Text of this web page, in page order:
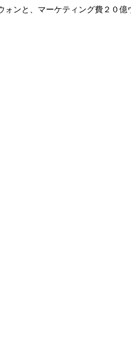
ンと、マーケティング費２０